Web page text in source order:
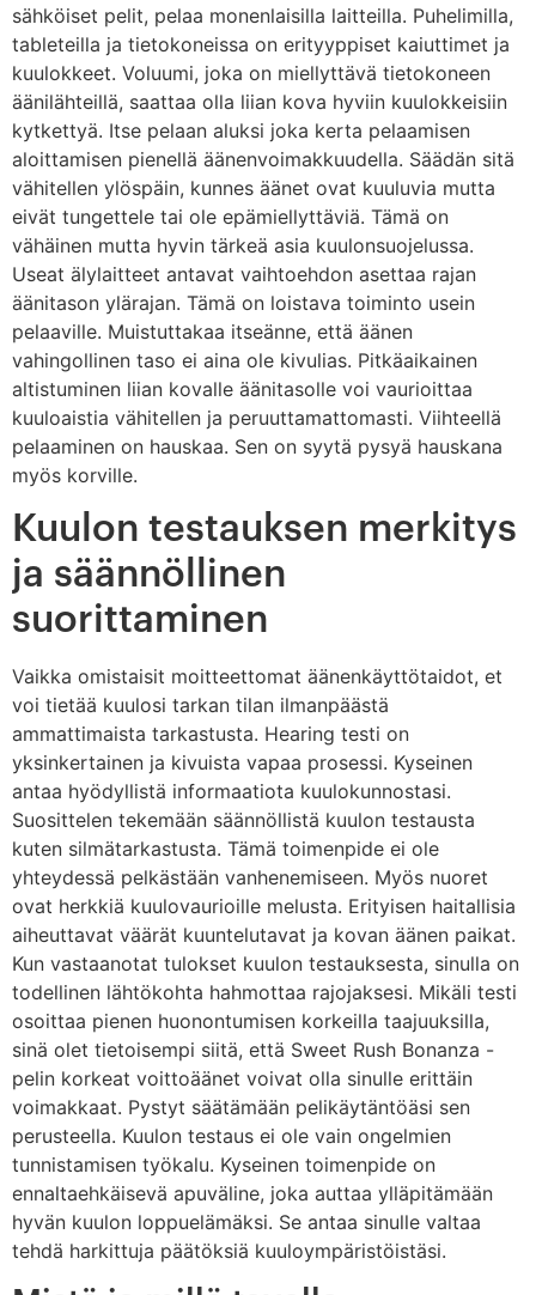
sähköiset pelit, pelaa monenlaisilla laitteilla. Puhelimilla,
tableteilla ja tietokoneissa on erityyppiset kaiuttimet ja
kuulokkeet. Voluumi, joka on miellyttävä tietokoneen
äänilähteillä, saattaa olla liian kova hyviin kuulokkeisiin
kytkettyä. Itse pelaan aluksi joka kerta pelaamisen
aloittamisen pienellä äänenvoimakkuudella. Säädän sitä
vähitellen ylöspäin, kunnes äänet ovat kuuluvia mutta
eivät tungettele tai ole epämiellyttäviä. Tämä on
vähäinen mutta hyvin tärkeä asia kuulonsuojelussa.
Useat älylaitteet antavat vaihtoehdon asettaa rajan
äänitason ylärajan. Tämä on loistava toiminto usein
pelaaville. Muistuttakaa itseänne, että äänen
vahingollinen taso ei aina ole kivulias. Pitkäaikainen
altistuminen liian kovalle äänitasolle voi vaurioittaa
kuuloaistia vähitellen ja peruuttamattomasti. Viihteellä
pelaaminen on hauskaa. Sen on syytä pysyä hauskana
myös korville.
Kuulon testauksen merkitys
ja säännöllinen
suorittaminen
Vaikka omistaisit moitteettomat äänenkäyttötaidot, et
voi tietää kuulosi tarkan tilan ilmanpäästä
ammattimaista tarkastusta. Hearing testi on
yksinkertainen ja kivuista vapaa prosessi. Kyseinen
antaa hyödyllistä informaatiota kuulokunnostasi.
Suosittelen tekemään säännöllistä kuulon testausta
kuten silmätarkastusta. Tämä toimenpide ei ole
yhteydessä pelkästään vanhenemiseen. Myös nuoret
ovat herkkiä kuulovaurioille melusta. Erityisen haitallisia
aiheuttavat väärät kuuntelutavat ja kovan äänen paikat.
Kun vastaanotat tulokset kuulon testauksesta, sinulla on
todellinen lähtökohta hahmottaa rajojaksesi. Mikäli testi
osoittaa pienen huonontumisen korkeilla taajuuksilla,
sinä olet tietoisempi siitä, että Sweet Rush Bonanza -
pelin korkeat voittoäänet voivat olla sinulle erittäin
voimakkaat. Pystyt säätämään pelikäytäntöäsi sen
perusteella. Kuulon testaus ei ole vain ongelmien
tunnistamisen työkalu. Kyseinen toimenpide on
ennaltaehkäisevä apuväline, joka auttaa ylläpitämään
hyvän kuulon loppuelämäksi. Se antaa sinulle valtaa
tehdä harkittuja päätöksiä kuuloympäristöistäsi.